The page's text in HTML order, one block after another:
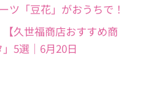
ツ「豆花」がおうちで！
久世福商店おすすめ商
5選｜6月20日